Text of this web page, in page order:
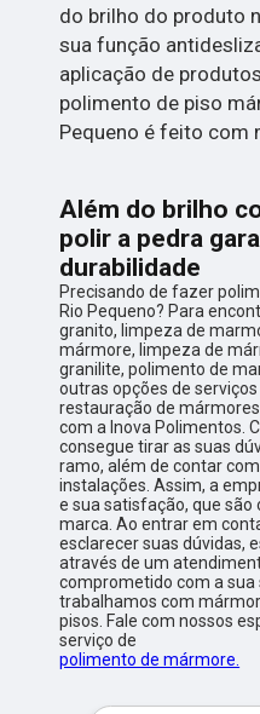
do brilho do produto
sua função
aplicação de
polimento de piso
Pequeno é feito com
Além do brilho
polir a pedra
durabilidade
Precisando de fazer
Rio Pequeno? Para
granito, limpeza de
mármore, limpeza de
granilite, polimento de
outras opções de
restauração de
com a Inova Polimentos.
consegue tirar as suas
ramo, além de contar
instalações. Assim, a
e sua satisfação, que são
marca. Ao entrar em
esclarecer suas dúvidas,
através de um
comprometido com a
trabalhamos com
pisos. Fale com nossos
serviço de
polimento de mármore.